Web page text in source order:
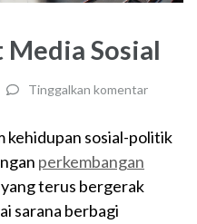
Sosial
Tinggalkan komentar
kehidupan sosial-politik
perkembangan
terus bergerak
sarana berbagi